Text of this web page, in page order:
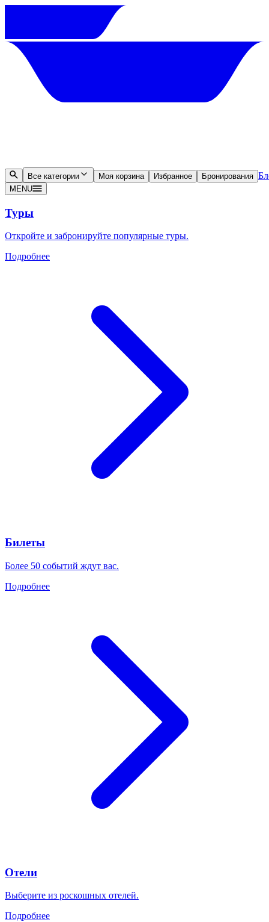
Все категории Моя корзина Избранное Бронирования
MENU
Туры
Откройте и забронируйте популярные туры.
Подробнее
Билеты
Более 50 событий ждут вас.
Подробнее
Отели
Выберите из роскошных отелей.
Подробнее